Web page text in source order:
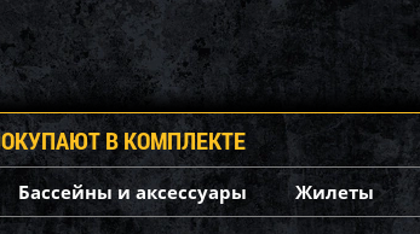
В КОМПЛЕКТЕ
Бассейны и аксессуары Жилеты